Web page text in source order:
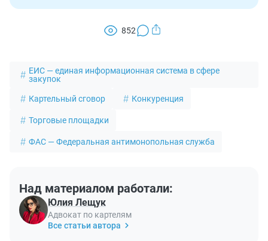
852
ЕИС — единая информационная система в сфере
закупок
Картельный сговор Конкуренция
Торговые площадки
ФАС — Федеральная антимонопольная служба
Над материалом работали:
Юлия Лещук
Адвокат по картелям
Все статьи автора